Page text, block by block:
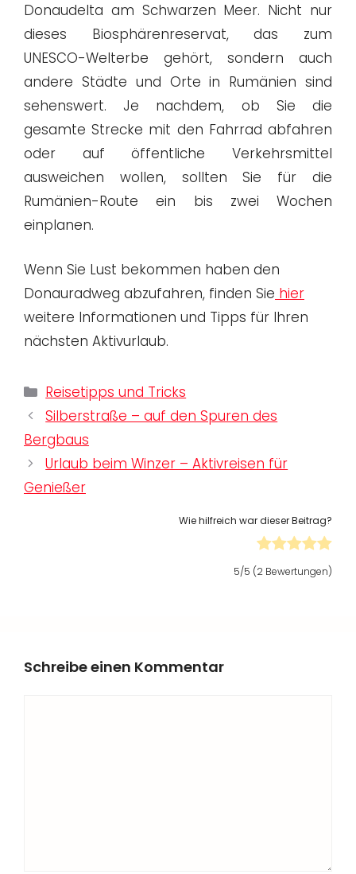
Donaudelta am Schwarzen Meer. Nicht nur
dieses Biosphärenreservat, das zum
UNESCO-Welterbe gehört, sondern auch
andere Städte und Orte in Rumänien sind
sehenswert. Je nachdem, ob Sie die
gesamte Strecke mit den Fahrrad abfahren
oder auf öffentliche Verkehrsmittel
ausweichen wollen, sollten Sie für die
Rumänien-Route ein bis zwei Wochen
einplanen.
Wenn Sie Lust bekommen haben den
Donauradweg abzufahren, finden Sie hier
weitere Informationen und Tipps für Ihren
nächsten Aktivurlaub.
Kategorien
Reisetipps und Tricks
Silberstraße – auf den Spuren des
Bergbaus
Urlaub beim Winzer – Aktivreisen für
Genießer
Wie hilfreich war dieser Beitrag?
5/5 (2 Bewertungen)
Schreibe einen Kommentar